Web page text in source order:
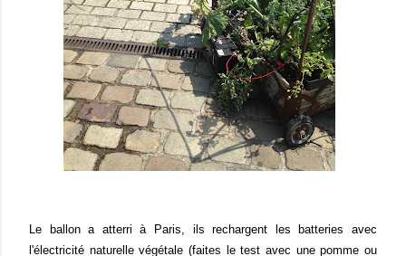
Le ballon a atterri à Paris, ils rechargent les batteries avec
l'électricité naturelle végétale (faites le test avec une pomme ou